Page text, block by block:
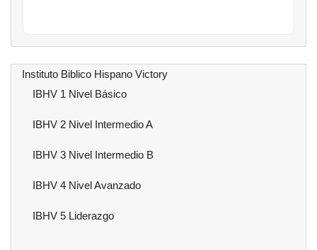
Instituto Biblico Hispano Victory
IBHV 1 Nivel Básico
IBHV 2 Nivel Intermedio A
IBHV 3 Nivel Intermedio B
IBHV 4 Nivel Avanzado
IBHV 5 Liderazgo